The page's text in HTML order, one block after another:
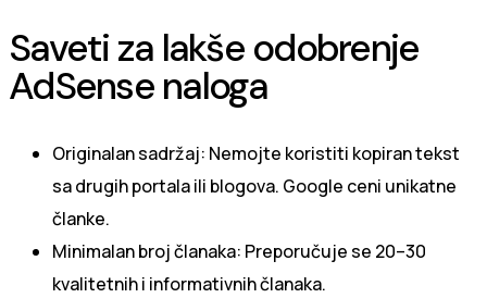
Saveti za lakše odobrenje
AdSense naloga
Originalan sadržaj: Nemojte koristiti kopiran tekst
sa drugih portala ili blogova. Google ceni unikatne
članke.
Minimalan broj članaka: Preporučuje se 20–30
kvalitetnih i informativnih članaka.